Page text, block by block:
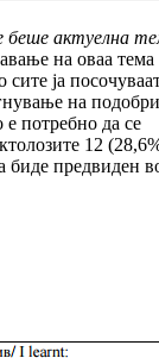
актуелна
на оваа тема
ја
на по­доб­ри
потребно да се
12
биде предвиден